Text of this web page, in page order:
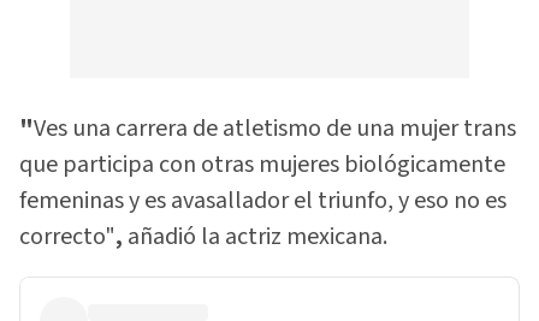
"Ves una carrera de atletismo de una mujer trans
que participa con otras mujeres biológicamente
femeninas y es avasallador el triunfo, y eso no es
correcto", añadió la actriz mexicana.